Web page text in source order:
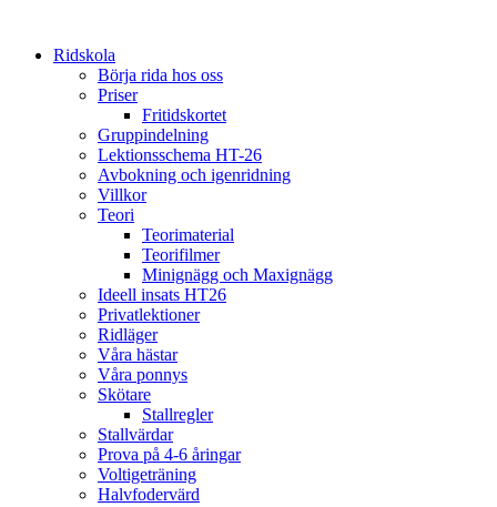
Ridskola
Börja rida hos oss
Priser
Fritidskortet
Gruppindelning
Lektionsschema HT-26
Avbokning och igenridning
Villkor
Teori
Teorimaterial
Teorifilmer
Minignägg och Maxignägg
Ideell insats HT26
Privatlektioner
Ridläger
Våra hästar
Våra ponnys
Skötare
Stallregler
Stallvärdar
Prova på 4-6 åringar
Voltigeträning
Halvfodervärd